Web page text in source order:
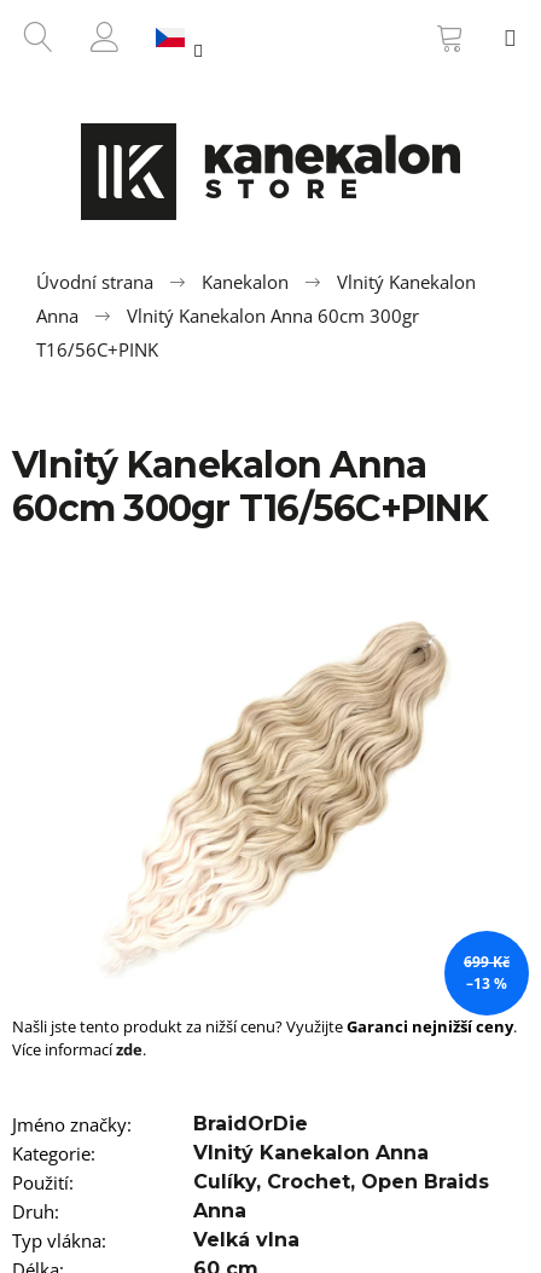
HLEDAT
PŘIHLÁŠENÍ
KOŠÍK
Úvodní strana Kanekalon
Vlnitý Kanekalon
Anna
Vlnitý Kanekalon Anna 60cm 300gr
T16/56C+PINK
Vlnitý Kanekalon Anna
60cm 300gr T16/56C+PINK
699 Kč
–13 %
Našli jste tento produkt za nižší cenu? VyužijteGaranci nejnižší ceny.
Více informacízde.
Jméno značky: BraidOrDie
Kategorie: Vlnitý Kanekalon Anna
Použití: Culíky, Crochet, Open Braids
Druh: Anna
Typ vlákna: Velká vlna
ZPĚT
ZPĚT
e
b
e
t
e
HLEDAT
u
č
e
m
e
100%
EZ